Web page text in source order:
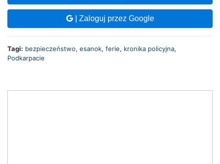
| Zaloguj przez Google
Tagi: bezpieczeństwo, esanok, ferie, kronika policyjna,
Podkarpacie